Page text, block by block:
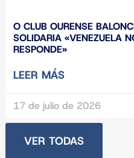
O CLUB OURENSE
SOLIDARIA «VENEZUELA
RESPONDE»
LEER MÁS
17 de julio de 2026
VER TODAS